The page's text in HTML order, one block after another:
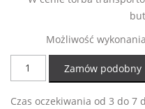
Możliwość
ilość
Bukiet
"Orchid
Zamów podobny
Czas oczekiwania od 3 do 7